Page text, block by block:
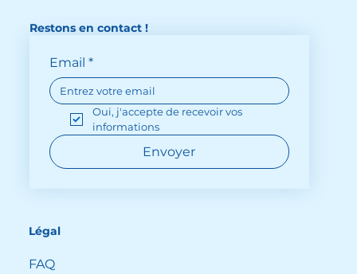
Restons en contact !
Email *
Oui, j'accepte de recevoir vos
informations
Envoyer
Légal
FAQ